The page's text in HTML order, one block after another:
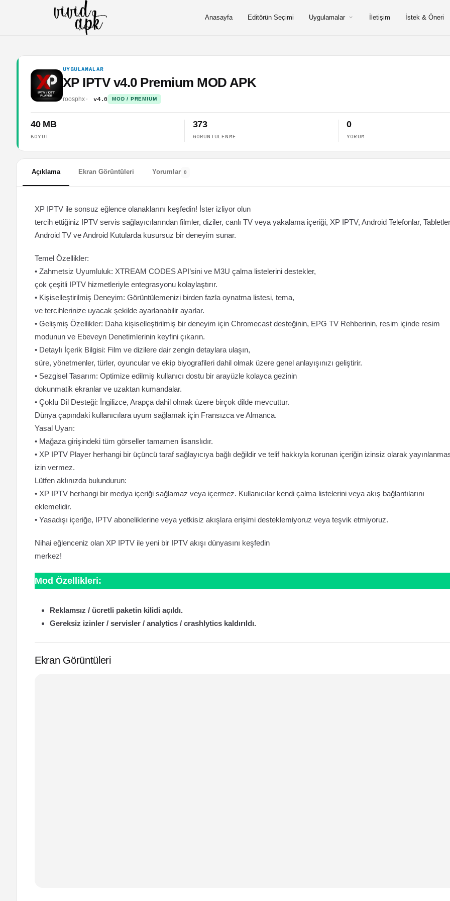
Anasayfa Editörün Seçimi Uygulamalar İletişim İstek & Öneri
UYGULAMALAR
XP IPTV v4.0 Premium MOD APK
roosphx v4.0 MOD / PREMIUM
40 MB
BOYUT
373
GÖRÜNTÜLENME
0
YORUM
Açıklama Ekran Görüntüleri Yorumlar 0
XP IPTV ile sonsuz eğlence olanaklarını keşfedin! İster izliyor olun
tercih ettiğiniz IPTV servis sağlayıcılarından filmler, diziler, canlı TV veya yakalama içeriği, XP IPTV, Android Telefonlar,
Android TV ve Android Kutularda kusursuz bir deneyim sunar.
Temel Özellikler:
• Zahmetsiz Uyumluluk: XTREAM CODES API’sini ve M3U çalma listelerini destekler,
çok çeşitli IPTV hizmetleriyle entegrasyonu kolaylaştırır.
• Kişiselleştirilmiş Deneyim: Görüntülemenizi birden fazla oynatma listesi, tema,
ve tercihlerinize uyacak şekilde ayarlanabilir ayarlar.
• Gelişmiş Özellikler: Daha kişiselleştirilmiş bir deneyim için Chromecast desteğinin, EPG TV Rehberinin, resim içinde resim
modunun ve Ebeveyn Denetimlerinin keyfini çıkarın.
• Detaylı İçerik Bilgisi: Film ve dizilere dair zengin detaylara ulaşın,
süre, yönetmenler, türler, oyuncular ve ekip biyografileri dahil olmak üzere genel anlayışınızı geliştirir.
• Sezgisel Tasarım: Optimize edilmiş kullanıcı dostu bir arayüzle kolayca gezinin
dokunmatik ekranlar ve uzaktan kumandalar.
• Çoklu Dil Desteği: İngilizce, Arapça dahil olmak üzere birçok dilde mevcuttur.
Dünya çapındaki kullanıcılara uyum sağlamak için Fransızca ve Almanca.
Yasal Uyarı:
• Mağaza girişindeki tüm görseller tamamen lisanslıdır.
• XP IPTV Player herhangi bir üçüncü taraf sağlayıcıya bağlı değildir ve telif hakkıyla korunan içeriğin izinsiz olarak
izin vermez.
Lütfen aklınızda bulundurun:
• XP IPTV herhangi bir medya içeriği sağlamaz veya içermez. Kullanıcılar kendi çalma listelerini veya akış bağlantılarını
eklemelidir.
• Yasadışı içeriğe, IPTV aboneliklerine veya yetkisiz akışlara erişimi desteklemiyoruz veya teşvik etmiyoruz.
Nihai eğlenceniz olan XP IPTV ile yeni bir IPTV akışı dünyasını keşfedin
merkez!
Mod Özellikleri:
Reklamsız / ücretli paketin kilidi açıldı.
Gereksiz izinler / servisler / analytics / crashlytics kaldırıldı.
Ekran Görüntüleri